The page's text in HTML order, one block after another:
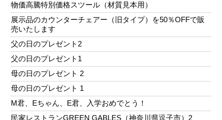
物価高騰特別価格スツール（材質見本用）
展示品のカウンターチェアー（旧タイプ）を50％OFFで販
売いたします
父の日のプレゼント2
父の日のプレゼント1
母の日のプレゼント 2
母の日のプレゼント 1
M君、Eちゃん、E君、入学おめでとう！
民家レストランGREEN GABLES（神奈川県逗子市）2